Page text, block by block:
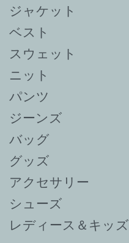
ジャケット
ベスト
スウェット
ニット
パンツ
ジーンズ
バッグ
グッズ
アクセサリー
シューズ
レディース＆キッズ